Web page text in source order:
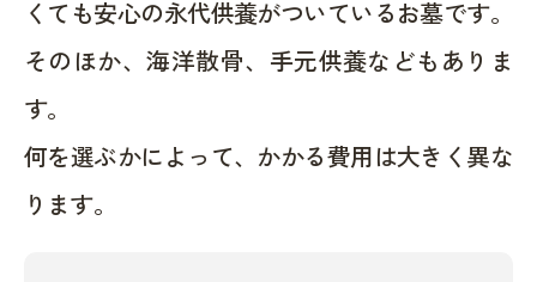
くても安心の永代供養がついているお墓です。
そのほか、海洋散骨、手元供養などもありま
す。
何を選ぶかによって、かかる費用は大きく異な
ります。